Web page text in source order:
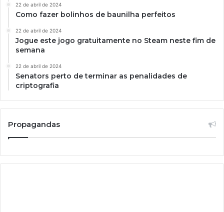
22 de abril de 2024
Como fazer bolinhos de baunilha perfeitos
22 de abril de 2024
Jogue este jogo gratuitamente no Steam neste fim de
semana
22 de abril de 2024
Senators perto de terminar as penalidades de
criptografia
Propagandas